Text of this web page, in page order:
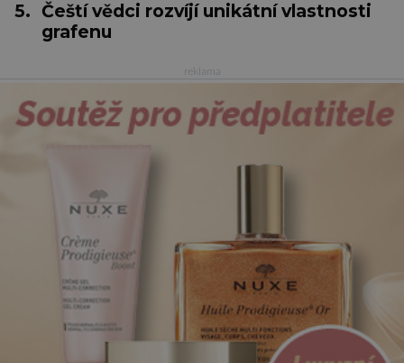
5. Čeští vědci rozvíjí unikátní vlastnosti
grafenu